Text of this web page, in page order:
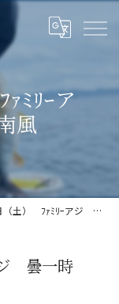
ﾐﾘｰア
風
ﾌｧﾐﾘｰアジ 曇一時雨・南風
曇一時